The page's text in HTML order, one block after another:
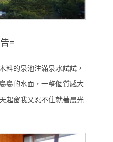
=
料的泉池注滿泉水試試，
裊的水面，一整個質感大
起窗我又忍不住就著晨光